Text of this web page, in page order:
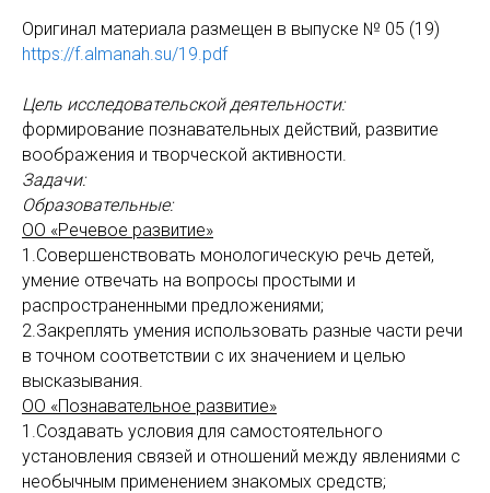
Оригинал материала размещен в выпуске № 05 (19)
https://f.almanah.su/19.pdf
Цель исследовательской деятельности:
формирование познавательных действий, развитие
воображения и творческой активности.
Задачи:
Образовательные:
ОО «Речевое развитие»
1.Совершенствовать монологическую речь детей,
умение отвечать на вопросы простыми и
распространенными предложениями;
2.Закреплять умения использовать разные части речи
в точном соответствии с их значением и целью
высказывания.
ОО «Познавательное развитие»
1.Создавать условия для самостоятельного
установления связей и отношений между явлениями с
необычным применением знакомых средств;